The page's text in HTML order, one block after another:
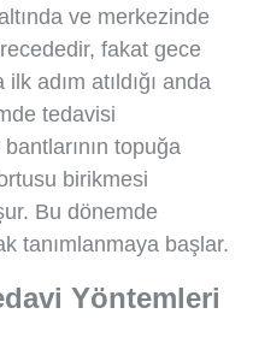
ve merkezinde
fakat gece
adım atıldığı anda
tedavisi
topuğa
birikmesi
Bu dönemde
tanımlanmaya başlar.
Yöntemleri